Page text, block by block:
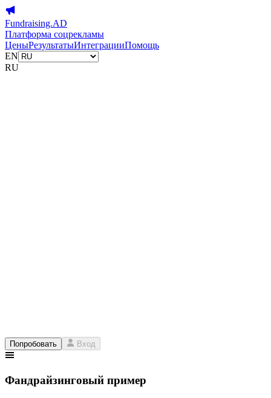
Fundraising.AD
Платформа соцрекламы
ЦеныРезультатыИнтеграцииПомощь
EN
RU
Попробовать Вход
Фандрайзинговый пример